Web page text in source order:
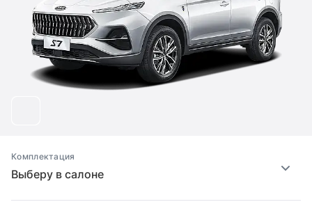
Выберу в салоне
Комплектация